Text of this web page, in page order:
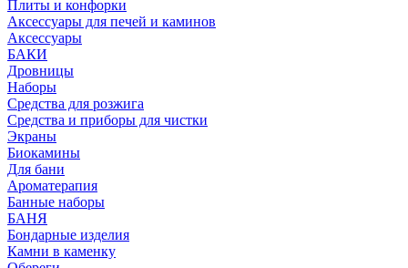
Плиты и конфорки
Аксессуары для печей и каминов
Аксессуары
БАКИ
Дровницы
Наборы
Средства для розжига
Средства и приборы для чистки
Экраны
Биокамины
Для бани
Ароматерапия
Банные наборы
БАНЯ
Бондарные изделия
Камни в каменку